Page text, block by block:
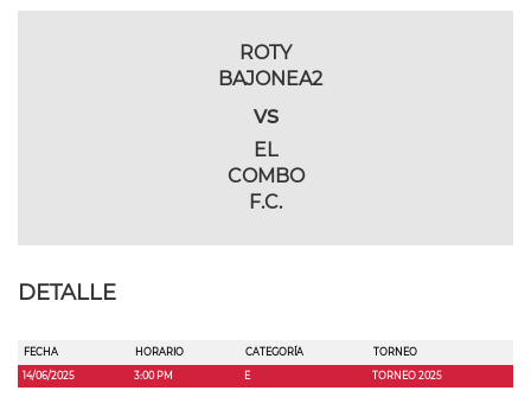
ROTY
BAJONEA2
vs
EL
COMBO
F.C.
DETALLE
FECHA HORARIO CATEGORÍA
TORNEO
14/06/2025
3:00 PM E TORNEO 2025